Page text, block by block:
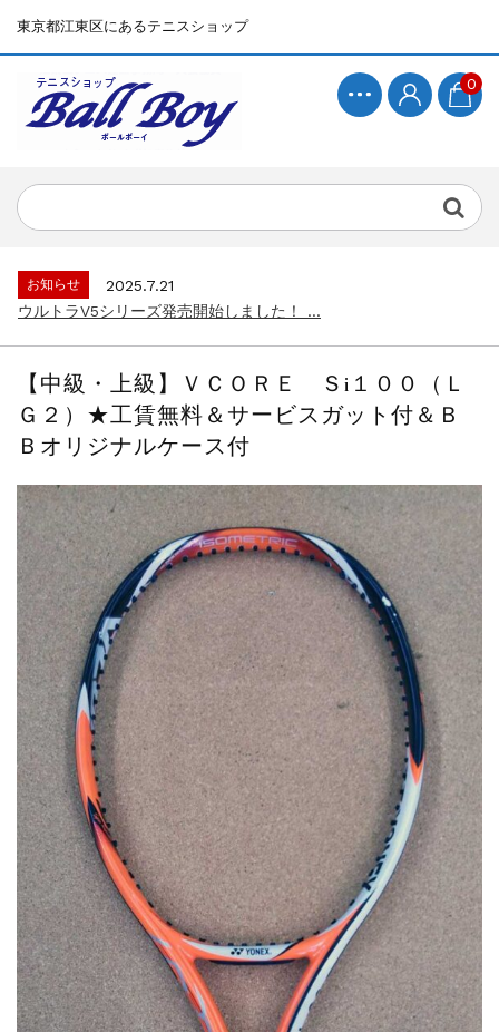
東京都江東区にあるテニスショップ
0
お知らせ
2025.7.15
お知らせ
2025.7.21
ウルトラV5シリーズ発売開始しました！ ...
お知らせ
2025.7.21
ウルトラV5シリーズ発売開始しました！ ...
お知らせ
2025.7.15
【中級・上級】ＶＣＯＲＥ Ｓi１００（Ｌ
Ｇ２）★工賃無料＆サービスガット付＆Ｂ
Ｂオリジナルケース付